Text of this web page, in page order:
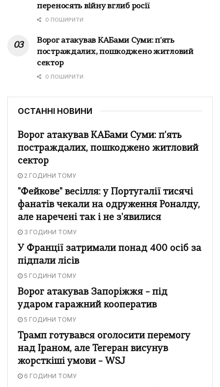
переносять війну вглиб росії
0 ПОШИРИТИ
Ворог атакував КАБами Суми: п'ять
постраждалих, пошкоджено житловий
сектор
0 ПОШИРИТИ
ОСТАННІ НОВИНИ
Ворог атакував КАБами Суми: п'ять
постраждалих, пошкоджено житловий
сектор
2 ГОДИНИ ТОМУ
"Фейкове" весілля: у Португалії тисячі
фанатів чекали на одруження Роналду,
але наречені так і не з'явилися
3 ГОДИНИ ТОМУ
У Франції затримали понад 400 осіб за
підпали лісів
5 ГОДИНИ ТОМУ
Ворог атакував Запоріжжя – під
ударом гаражний кооператив
5 ГОДИНИ ТОМУ
Трамп готувався оголосити перемогу
над Іраном, але Тегеран висунув
жорсткіші умови – WSJ
6 ГОДИНИ ТОМУ